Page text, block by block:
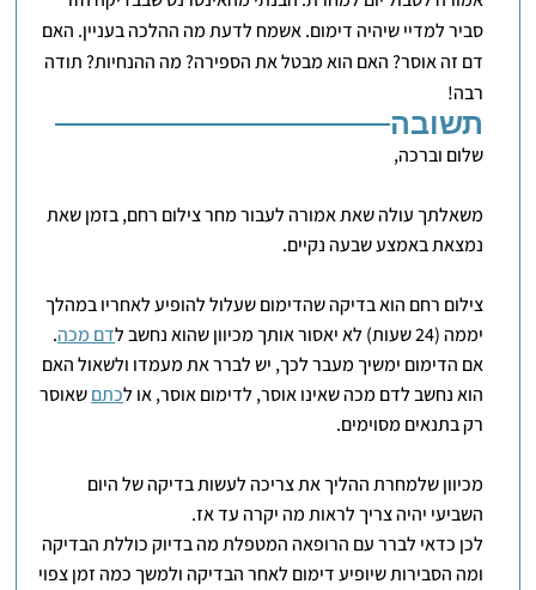
סביר למדיי שיהיה דימום. אשמח לדעת מה ההלכה בעניין. האם
דם זה אוסר? האם הוא מבטל את הספירה? מה ההנחיות? תודה
רבה!
תשובה
שלום וברכה,
משאלתך עולה שאת אמורה לעבור מחר צילום רחם, בזמן שאת
נמצאת באמצע שבעה נקיים.
צילום רחם הוא בדיקה שהדימום שעלול להופיע לאחריו במהלך
יממה (24 שעות) לא יאסור אותך מכיוון שהוא נחשב ל
דם מכה.
אם הדימום ימשיך מעבר לכך, יש לברר את מעמדו ולשאול האם
הוא נחשב לדם מכה שאינו אוסר, לדימום אוסר, או לכתםשאוסר
רק בתנאים מסוימים.
מכיוון שלמחרת ההליך את צריכה לעשות בדיקה של היום
השביעי יהיה צריך לראות מה יקרה עד אז.
לכן כדאי לברר עם הרופאה המטפלת מה בדיוק כוללת הבדיקה
ומה הסבירות שיופיע דימום לאחר הבדיקה ולמשך כמה זמן צפוי